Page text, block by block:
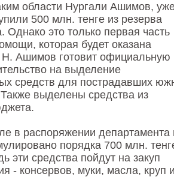
области Нургали Ашимов,
500 млн. тенге из резерва
Однако это только первая часть
которая будет оказана
Н. Ашимов готовит официальную
на выделение
средств для пострадавших
Также выделены средства из
в распоряжении департамента
порядка 700 млн.
эти средства пойдут на закуп
- консервов, муки, масла, круп